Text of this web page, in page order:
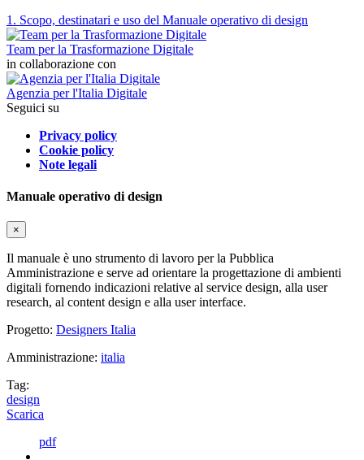
1. Scopo, destinatari e uso del Manuale operativo di design
Team per la Trasformazione Digitale
in collaborazione con
Agenzia per l'Italia Digitale
Seguici su
Privacy policy
Cookie policy
Note legali
Manuale operativo di design
×
Il manuale è uno strumento di lavoro per la Pubblica
Amministrazione e serve ad orientare la progettazione di ambienti
digitali fornendo indicazioni relative al service design, alla user
research, al content design e alla user interface.
Progetto: Designers Italia
Amministrazione: italia
Tag:
design
Scarica
pdf